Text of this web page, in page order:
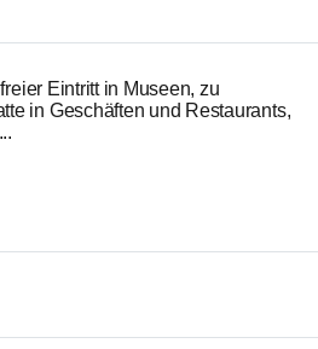
Eintritt in Museen, zu
in Geschäften und Restaurants,